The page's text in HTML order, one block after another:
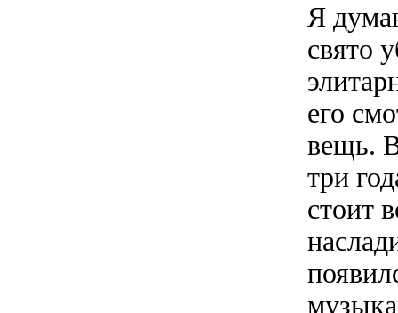
Я
свято
его
вещь.
три
стоит